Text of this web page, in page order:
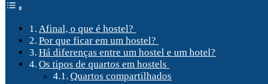
Afinal, o que é hostel?
Por que ficar em um hostel?
Há diferenças entre um hostel e um hotel?
Os tipos de quartos em hostels
Quartos compartilhados